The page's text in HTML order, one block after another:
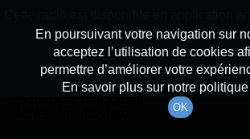
Détails De L'épisode
à 14h00
En poursuivant votre navigation sur
acceptez l’utilisation de cookies
permettre d’améliorer votre
En savoir plus sur notre
OK
dessous pour l'installer.
Non merci Télécharger